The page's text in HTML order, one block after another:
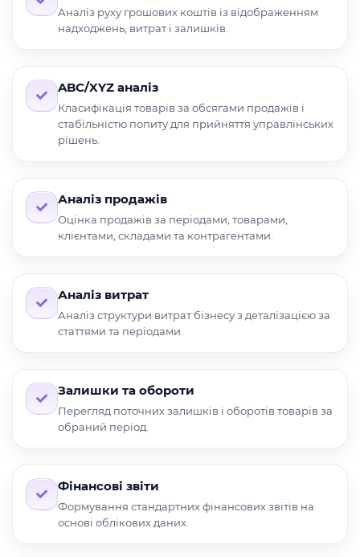
Аналіз руху грошових коштів із відображенням
надходжень, витрат і залишків.
ABC/XYZ аналіз
Класифікація товарів за обсягами продажів і
стабільністю попиту для прийняття управлінських
рішень.
Аналіз продажів
Оцінка продажів за періодами, товарами,
клієнтами, складами та контрагентами.
Аналіз витрат
Аналіз структури витрат бізнесу з деталізацією за
статтями та періодами.
Залишки та обороти
Перегляд поточних залишків і оборотів товарів за
обраний період.
Фінансові звіти
Формування стандартних фінансових звітів на
основі облікових даних.